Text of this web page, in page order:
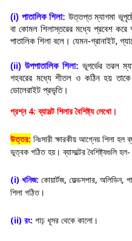
(i) পাতালিক শিলা: উত্তপ্ত ম্যাগমা
বা কোমল শিলাস্তরের মধ্যে প্রবেশ
পাতালিক শিলা বলে। যেমন-গ্রানাইট,
(ii) উপপাতালিক শিলা: ভূগর্ভের তরল
গহবরের মধ্যে শীতল ও কঠিন হয়
ডোলেরাইট প্রভৃতি।
প্রশ্ন 4: ব্যাসল্ট শিলার বৈশিষ্ট্য লেখো।
উত্তর: নিঃসারী ক্ষারকীয় আগ্নেয় শিলা হল
ভূত্বক গঠিত হয়। ব্যাসল্টের বৈশিষ্ট্যগুলি হল-
(i) খনিজ: কোয়ার্টজ, ফেল্ডসপার, অলিভিন,
শিলা গঠিত।
(ii) রং: গাঢ় ধূসর থেকে কালো।